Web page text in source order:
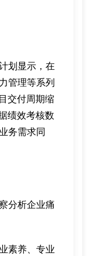
划显示，在
管理等系列
交付周期缩
绩效考核数
务需求同
分析企业痛
素养、专业